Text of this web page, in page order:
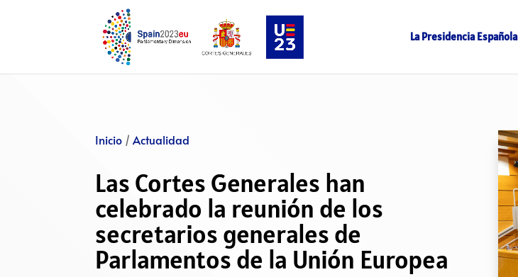
La Presidencia Española
Inicio /Actualidad
Las Cortes Generales han
celebrado la reunión de los
secretarios generales de
Parlamentos de la Unión Europea